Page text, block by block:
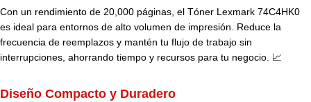
Con un rendimiento de 20,000 páginas, el Tóner Lexmark 74C4HK0
es ideal para entornos de alto volumen de impresión. Reduce la
frecuencia de reemplazos y mantén tu flujo de trabajo sin
interrupciones, ahorrando tiempo y recursos para tu negocio. 📈
Diseño Compacto y Duradero